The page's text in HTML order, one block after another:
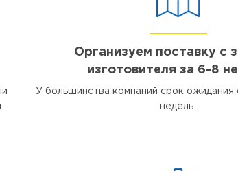
Организуем поставку с
изготовителя за 6-8
У большинства компаний срок ожидания
недель.